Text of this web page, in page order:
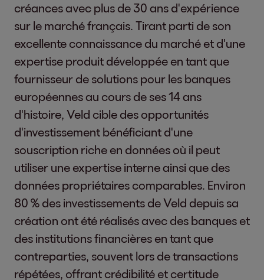
créances avec plus de 30 ans d'expérience
sur le marché français. Tirant parti de son
excellente connaissance du marché et d'une
expertise produit développée en tant que
fournisseur de solutions pour les banques
européennes au cours de ses 14 ans
d'histoire, Veld cible des opportunités
d'investissement bénéficiant d'une
souscription riche en données où il peut
utiliser une expertise interne ainsi que des
données propriétaires comparables. Environ
80 % des investissements de Veld depuis sa
création ont été réalisés avec des banques et
des institutions financières en tant que
contreparties, souvent lors de transactions
répétées, offrant crédibilité et certitude